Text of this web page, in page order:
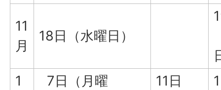
11
月
18日（水曜日）
1
7日（月曜
11日